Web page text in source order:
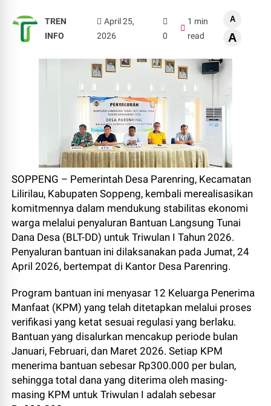
TREN
INFO
April 25,
2026
0
1 min
read
A
A
SOPPENG – Pemerintah Desa Parenring, Kecamatan
Lilirilau, Kabupaten Soppeng, kembali merealisasikan
komitmennya dalam mendukung stabilitas ekonomi
warga melalui penyaluran Bantuan Langsung Tunai
Dana Desa (BLT-DD) untuk Triwulan I Tahun 2026.
Penyaluran bantuan ini dilaksanakan pada Jumat, 24
April 2026, bertempat di Kantor Desa Parenring.
Program bantuan ini menyasar 12 Keluarga Penerima
Manfaat (KPM) yang telah ditetapkan melalui proses
verifikasi yang ketat sesuai regulasi yang berlaku.
Bantuan yang disalurkan mencakup periode bulan
Januari, Februari, dan Maret 2026. Setiap KPM
menerima bantuan sebesar Rp300.000 per bulan,
sehingga total dana yang diterima oleh masing-
masing KPM untuk Triwulan I adalah sebesar